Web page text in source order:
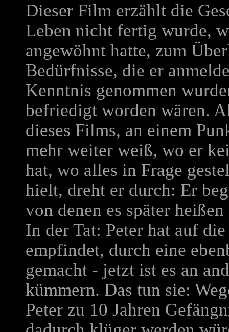
Dieser Film erzählt die
Leben nicht fertig wurde,
angewöhnt hatte, zum
Bedürfnisse, die er
Kenntnis genommen
befriedigt worden wären.
dieses Films, an einem
mehr weiter weiß, wo er
hat, wo alles in Frage
hielt, dreht er durch: Er
von denen es später
In der Tat: Peter hat auf
empfindet, durch eine
gemacht - jetzt ist es an
kümmern. Das tun sie:
Peter zu 10 Jahren